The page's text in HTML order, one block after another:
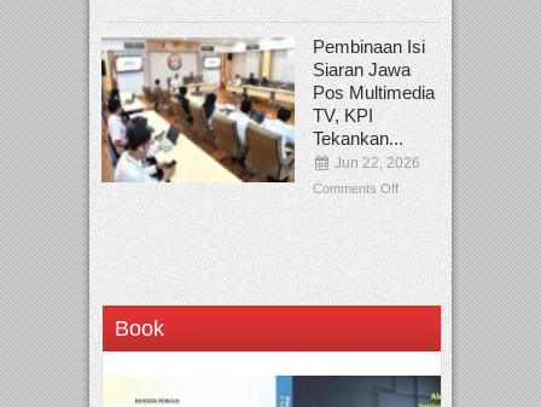
Pembinaan Isi
Siaran Jawa
Pos Multimedia
TV, KPI
Tekankan...
Jun 22, 2026
Comments Off
Book